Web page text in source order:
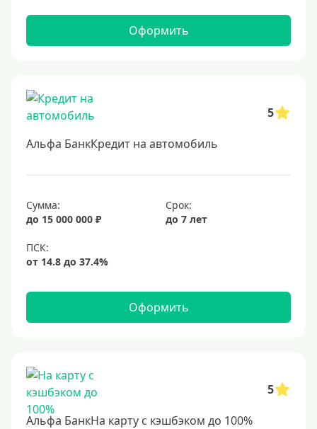
Оформить
5
Альфа БанкКредит на автомобиль
Сумма:
до 15 000 000 ₽
Срок:
до 7 лет
Оформить
5
Альфа БанкНа карту с кэшбэком до 100%